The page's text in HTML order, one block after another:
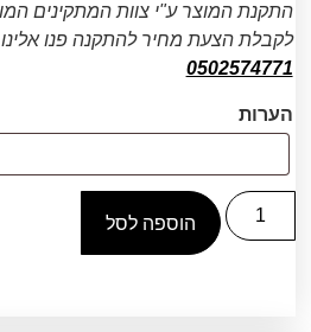
התקנת המוצר ע"י צוות המתקינים
לקבלת הצעת מחיר להתקנה פנו אלינו
0502574771
הערות
הוספה לסל